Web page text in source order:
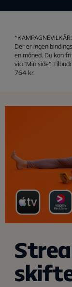
Der er ingen
en måned. Du kan
via "Min side".
764 kr.